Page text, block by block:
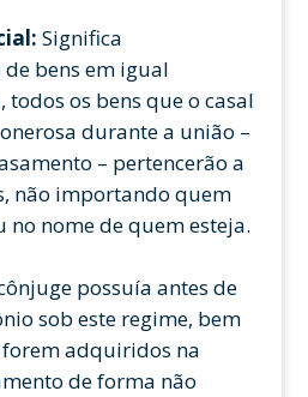
Significa
bens em igual
todos os bens que o casal
durante a união –
– pertencerão a
não importando quem
nome de quem esteja.
possuía antes de
sob este regime, bem
adquiridos na
de forma não